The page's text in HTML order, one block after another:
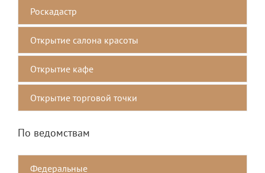
Роскадастр
Открытие салона красоты
Открытие кафе
Открытие торговой точки
По ведомствам
Федеральные